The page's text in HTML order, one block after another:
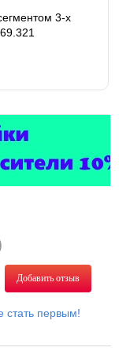
3-х
Добавить отзыв
стать первым!